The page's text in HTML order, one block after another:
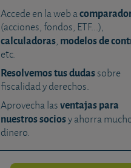
Accede en la web a
(acciones, fondos, ETF...),
calculadoras, modelos de
etc.
Resolvemos tus dudassobre
fiscalidad y derechos.
Aprovecha lasventajas para
nuestros sociosy ahorra
dinero.